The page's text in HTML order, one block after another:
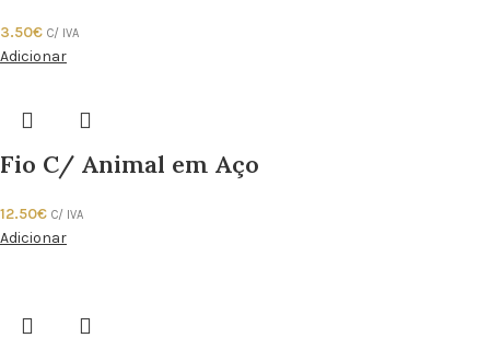
3.50€ C/ IVA
Adicionar
Fio C/ Animal em Aço
12.50€ C/ IVA
Adicionar